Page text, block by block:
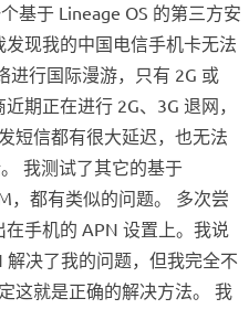
基于 Lineage OS 的第三方安
现我的中国电信手机卡无法
进行国际漫游，只有 2G 或
期正在进行 2G、3G 退网，
短信都有很大延迟，也无法
我测试了其它的基于
，都有类似的问题。 多次尝
手机的 APN 设置上。我说
解决了我的问题，但我完全不
这就是正确的解决方法。 我